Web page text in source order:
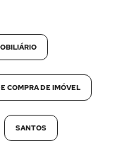
COMPRA DE IMÓVEL
SANTOS